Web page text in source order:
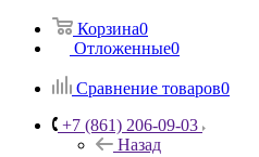
Корзина0
Отложенные0
Сравнение товаров0
+7 (861) 206-09-03
Назад